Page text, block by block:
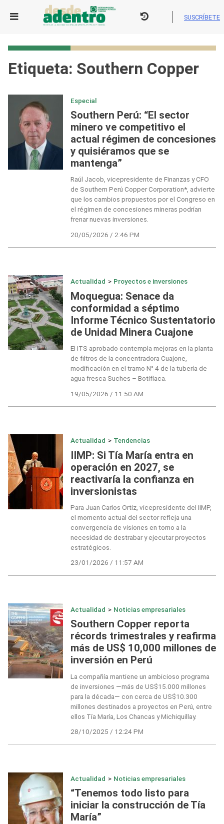
SUSCRÍBETE
Etiqueta: Southern Copper
Especial
Southern Perú: “El sector
minero ve competitivo el
actual régimen de concesiones
y quisiéramos que se
mantenga”
Raúl Jacob, vicepresidente de Finanzas y CFO
de Southern Perú Copper Corporation*, advierte
que los cambios propuestos por el Congreso en
el régimen de concesiones mineras podrían
frenar nuevas inversiones.
20/05/2026 / 2:46 PM
Actualidad > Proyectos e inversiones
Moquegua: Senace da
conformidad a séptimo
Informe Técnico Sustentatorio
de Unidad Minera Cuajone
El ITS aprobado contempla mejoras en la planta
de filtros de la concentradora Cuajone,
modificación en el tramo N° 4 de la tubería de
agua fresca Suches – Botiflaca.
19/05/2026 / 11:50 AM
Actualidad > Tendencias
IIMP: Si Tía María entra en
operación en 2027, se
reactivaría la confianza en
inversionistas
Para Juan Carlos Ortiz, vicepresidente del IIMP,
el momento actual del sector refleja una
convergencia de visiones en torno a la
necesidad de destrabar y ejecutar proyectos
estratégicos.
23/01/2026 / 11:57 AM
Actualidad > Noticias empresariales
Southern Copper reporta
récords trimestrales y reafirma
más de US$ 10,000 millones de
inversión en Perú
La compañía mantiene un ambicioso programa
de inversiones —más de US$15.000 millones
para la década— con cerca de US$10.300
millones destinados a proyectos en Perú, entre
ellos Tía María, Los Chancas y Michiquillay.
28/10/2025 / 12:24 PM
Actualidad > Noticias empresariales
“Tenemos todo listo para
iniciar la construcción de Tía
María”